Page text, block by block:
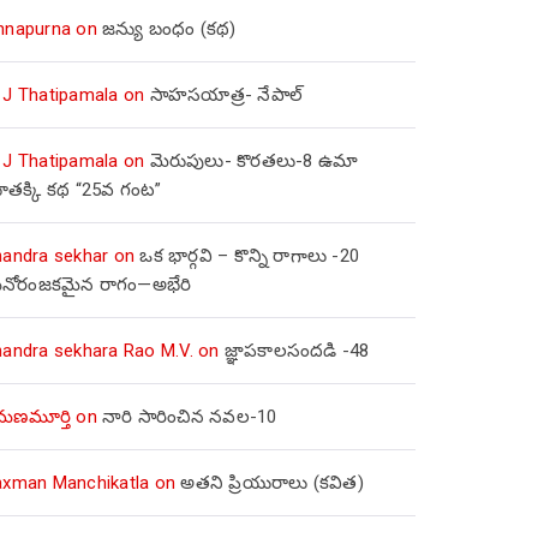
onజన్యు బంధం (కథ)
Thatipamala on సాహసయాత్ర- నేపాల్‌
Thatipamala on మెరుపులు- కొరతలు-8 ఉమా
కథ “25వ గంట”
sekhar onఒక భార్గవి – కొన్ని రాగాలు -20
రాగం—అభేరి
sekhara Rao M.V. on జ్ఞాపకాలసందడి -48
onనారి సారించిన నవల-10
Manchikatla onఅతని ప్రియురాలు (కవిత)